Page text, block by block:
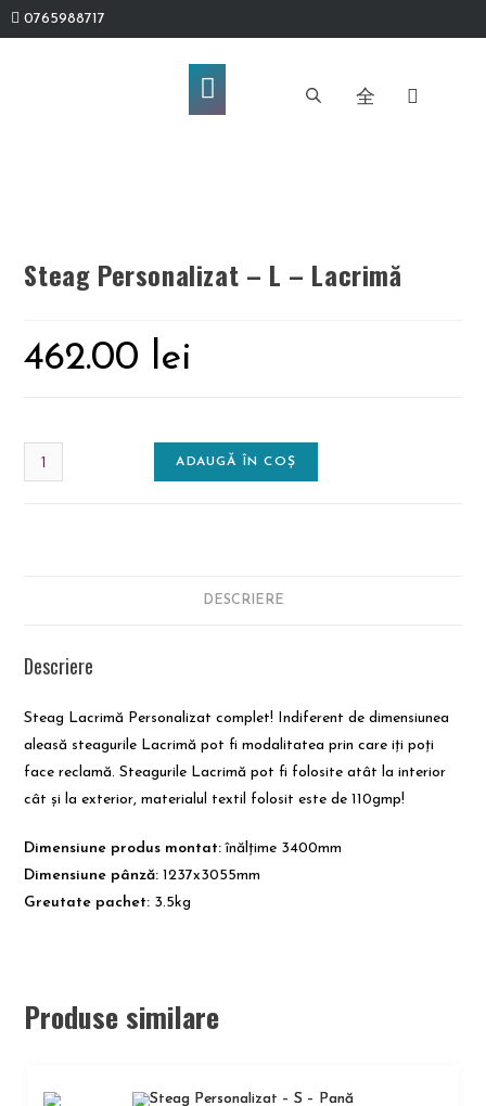
0765988717
Steag Personalizat – L – Lacrimă
462.00 lei
ADAUGĂ ÎN COȘ
DESCRIERE
Descriere
Steag Lacrimă Personalizat complet! Indiferent de dimensiunea
aleasă steagurile Lacrimă pot fi modalitatea prin care iți poți
face reclamă. Steagurile Lacrimă pot fi folosite atât la interior
cât și la exterior, materialul textil folosit este de 110gmp!
Dimensiune produs montat: înălțime 3400mm
Dimensiune pânză: 1237x3055mm
Greutate pachet: 3.5kg
Produse similare